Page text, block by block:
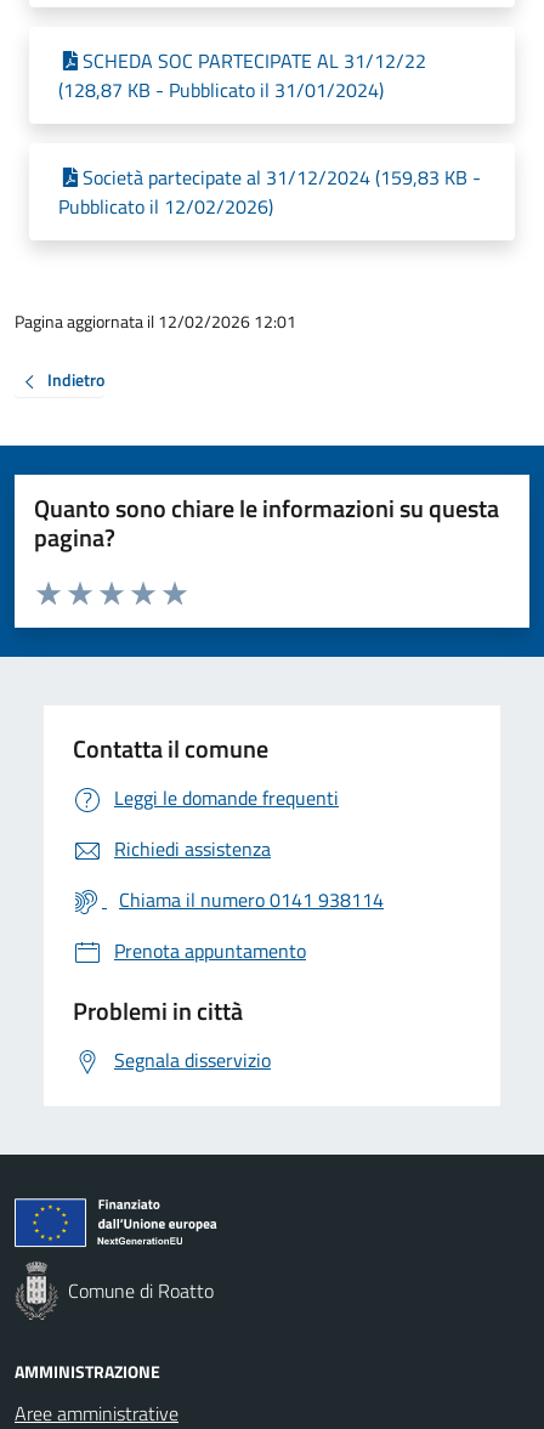
SCHEDA SOC PARTECIPATE AL 31/12/22
(128,87 KB - Pubblicato il 31/01/2024)
Società partecipate al 31/12/2024 (159,83 KB -
Pubblicato il 12/02/2026)
Pagina aggiornata il 12/02/2026 12:01
Indietro
Quanto sono chiare le informazioni su questa
pagina?
Valuta da 1 a 5 stelle la pagina
Valuta 5 stelle su 5
Valuta 4 stelle su 5
Valuta 3 stelle su 5
Valuta 2 stelle su 5
Valuta 1 stelle su 5
Contatta il comune
Leggi le domande frequenti
Richiedi assistenza
Chiama il numero 0141 938114
Prenota appuntamento
Problemi in città
Segnala disservizio
Comune di Roatto
AMMINISTRAZIONE
Aree amministrative